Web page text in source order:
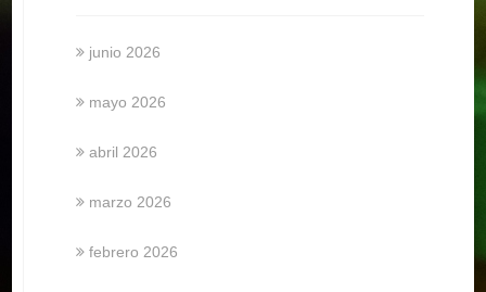
junio 2026
mayo 2026
abril 2026
marzo 2026
febrero 2026